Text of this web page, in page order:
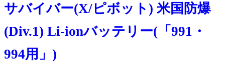
サバイバー(X/ピボット) 米国防爆
(Div.1) Li-ionバッテリー(「991・
994用」)